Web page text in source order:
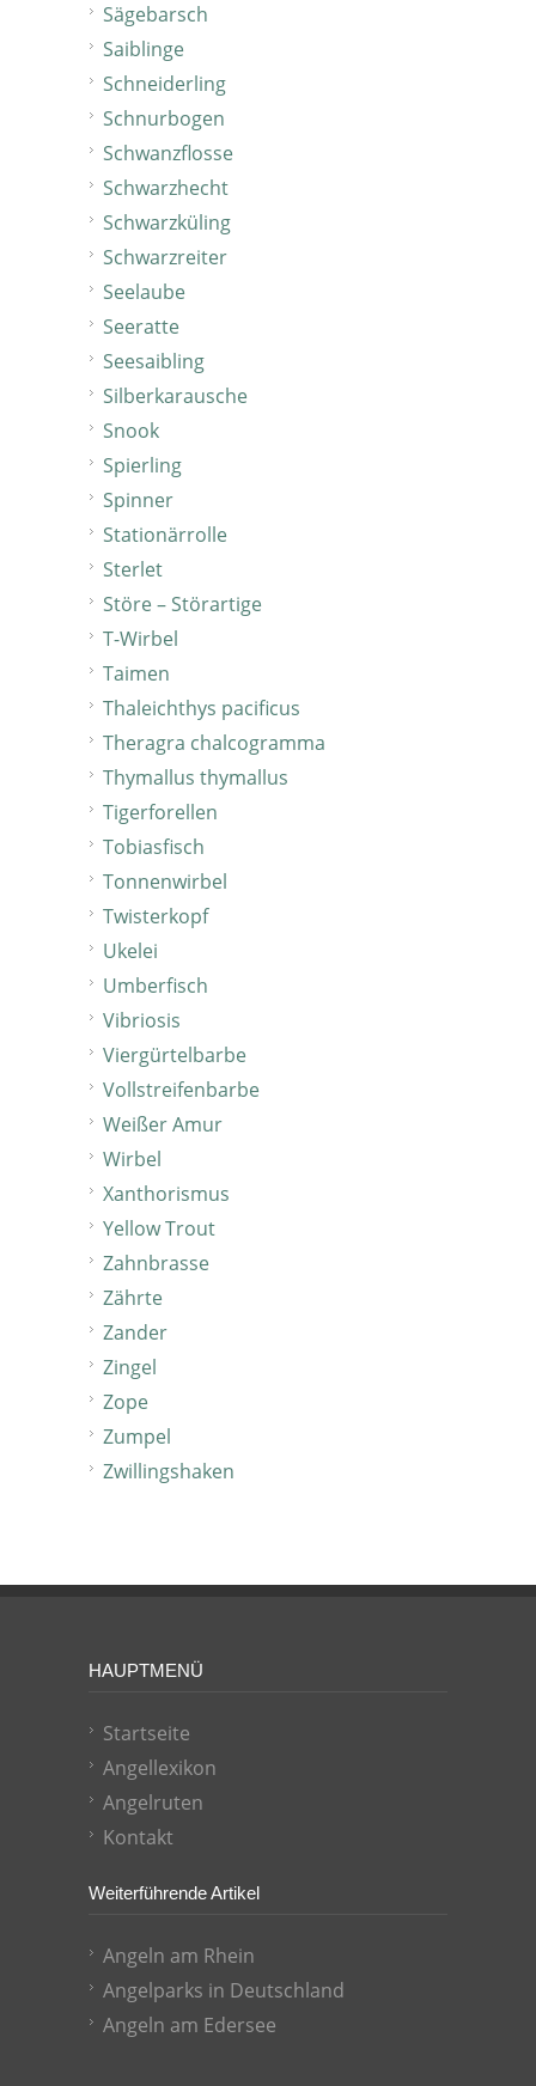
Sägebarsch
Saiblinge
Schneiderling
Schnurbogen
Schwanzflosse
Schwarzhecht
Schwarzküling
Schwarzreiter
Seelaube
Seeratte
Seesaibling
Silberkarausche
Snook
Spierling
Spinner
Stationärrolle
Sterlet
Störe – Störartige
T-Wirbel
Taimen
Thaleichthys pacificus
Theragra chalcogramma
Thymallus thymallus
Tigerforellen
Tobiasfisch
Tonnenwirbel
Twisterkopf
Ukelei
Umberfisch
Vibriosis
Viergürtelbarbe
Vollstreifenbarbe
Weißer Amur
Wirbel
Xanthorismus
Yellow Trout
Zahnbrasse
Zährte
Zander
Zingel
Zope
Zumpel
Zwillingshaken
HAUPTMENÜ
Startseite
Angellexikon
Angelruten
Kontakt
Weiterführende Artikel
Angeln am Rhein
Angelparks in Deutschland
Angeln am Edersee